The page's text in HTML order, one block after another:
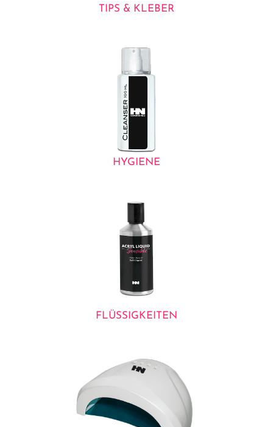
TIPS & KLEBER
HYGIENE
FLÜSSIGKEITEN